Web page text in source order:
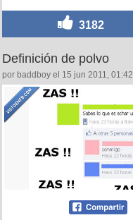
3182
Definición de polvo
por baddboy el 15 jun 2011, 01:42